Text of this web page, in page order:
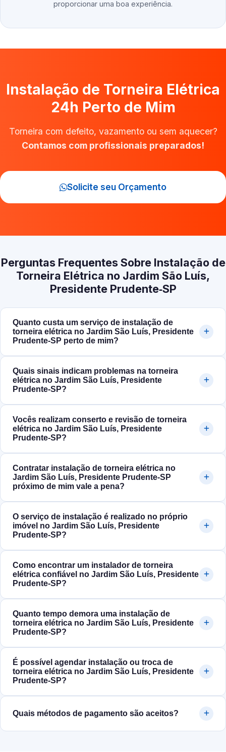
proporcionar uma boa experiência.
Instalação de Torneira Elétrica
24h Perto de Mim
Torneira com defeito, vazamento ou sem aquecer?
Contamos com profissionais preparados!
Solicite seu Orçamento
Perguntas Frequentes Sobre Instalação de
Torneira Elétrica no Jardim São Luís,
Presidente Prudente‑SP
Quanto custa um serviço de instalação de
torneira elétrica no Jardim São Luís, Presidente
Prudente‑SP perto de mim?
Quais sinais indicam problemas na torneira
elétrica no Jardim São Luís, Presidente
Prudente‑SP?
Vocês realizam conserto e revisão de torneira
elétrica no Jardim São Luís, Presidente
Prudente‑SP?
Contratar instalação de torneira elétrica no
Jardim São Luís, Presidente Prudente‑SP
próximo de mim vale a pena?
O serviço de instalação é realizado no próprio
imóvel no Jardim São Luís, Presidente
Prudente‑SP?
Como encontrar um instalador de torneira
elétrica confiável no Jardim São Luís, Presidente
Prudente‑SP?
Quanto tempo demora uma instalação de
torneira elétrica no Jardim São Luís, Presidente
Prudente‑SP?
É possível agendar instalação ou troca de
torneira elétrica no Jardim São Luís, Presidente
Prudente‑SP?
Quais métodos de pagamento são aceitos?